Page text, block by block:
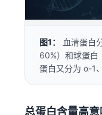
图1：
血清蛋白
60%）和球蛋白
蛋白又分为 α-1
总蛋白含量高意